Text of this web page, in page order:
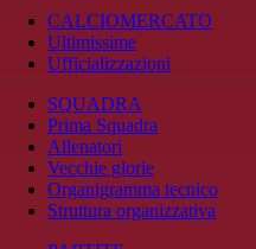
CALCIOMERCATO
Ultimissime
Ufficializzazioni
SQUADRA
Prima Squadra
Allenatori
Vecchie glorie
Organigramma tecnico
Struttura organizzativa